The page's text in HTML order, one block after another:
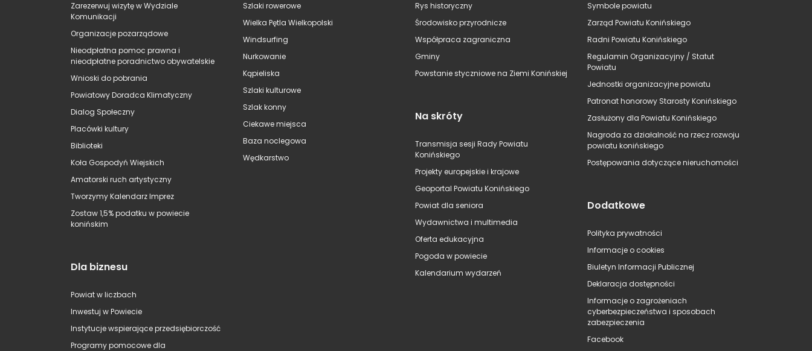
Zarezerwuj wizytę w Wydziale
Komunikacji
Organizacje pozarządowe
Nieodpłatna pomoc prawna i
nieodpłatne poradnictwo obywatelskie
Wnioski do pobrania
Powiatowy Doradca Klimatyczny
Dialog Społeczny
Placówki kultury
Biblioteki
Koła Gospodyń Wiejskich
Amatorski ruch artystyczny
Tworzymy Kalendarz Imprez
Zostaw 1,5% podatku w powiecie
konińskim
Dla biznesu
Powiat w liczbach
Inwestuj w Powiecie
Instytucje wspierające przedsiębiorczość
Programy pomocowe dla
Szlaki rowerowe
Wielka Pętla Wielkopolski
Windsurfing
Nurkowanie
Kąpieliska
Szlaki kulturowe
Szlak konny
Ciekawe miejsca
Baza noclegowa
Wędkarstwo
Rys historyczny
Środowisko przyrodnicze
Współpraca zagraniczna
Gminy
Powstanie styczniowe na Ziemi Konińskiej
Na skróty
Transmisja sesji Rady Powiatu
Konińskiego
Projekty europejskie i krajowe
Geoportal Powiatu Konińskiego
Powiat dla seniora
Wydawnictwa i multimedia
Oferta edukacyjna
Pogoda w powiecie
Kalendarium wydarzeń
Symbole powiatu
Zarząd Powiatu Konińskiego
Radni Powiatu Konińskiego
Regulamin Organizacyjny / Statut
Powiatu
Jednostki organizacyjne powiatu
Patronat honorowy Starosty Konińskiego
Zasłużony dla Powiatu Konińskiego
Nagroda za działalność na rzecz rozwoju
powiatu konińskiego
Postępowania dotyczące nieruchomości
Dodatkowe
Polityka prywatności
Informacje o cookies
Biuletyn Informacji Publicznej
Deklaracja dostępności
Informacje o zagrożeniach
cyberbezpieczeństwa i sposobach
zabezpieczenia
Facebook